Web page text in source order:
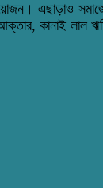
এছাড়াও
কানাই লাল